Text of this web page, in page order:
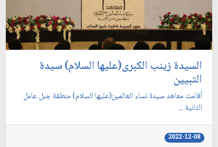
السيدة زينب الكبرى(عليها السلام) سيدة
التبيين
أقامت معاهد سيدة نساء العالمين(عليها السلام) منطقة جبل عامل
الثانية ...
2022-12-08